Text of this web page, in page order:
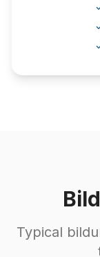
Typical